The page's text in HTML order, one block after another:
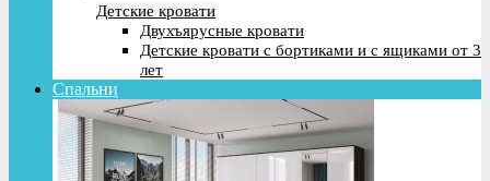
Детские кровати
Двухъярусные кровати
Детские кровати с бортиками и с ящиками от 3
лет
Спальни